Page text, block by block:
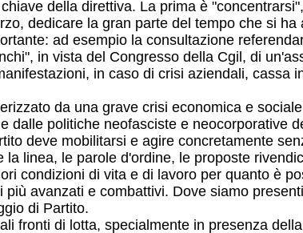
della direttiva. La prima è
dedicare la gran parte del tempo che si
ad esempio la consultazione
in vista del Congresso della Cgil, di
in caso di crisi aziendali, cassa
da una grave crisi economica e
dalle politiche neofasciste e
deve mobilitarsi e agire concretamente
la linea, le parole d'ordine, le proposte
condizioni di vita e di lavoro per quanto è
avanzati e combattivi. Dove siamo
di Partito.
fronti di lotta, specialmente in presenza